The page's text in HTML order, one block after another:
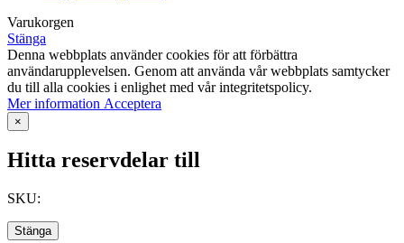
Varukorgen
Stänga
Denna webbplats använder cookies för att förbättra
användarupplevelsen. Genom att använda vår webbplats samtycker
du till alla cookies i enlighet med vår integritetspolicy.
Mer information Mer
Acceptera
×
Hitta reservdelar till
SKU:
Stänga